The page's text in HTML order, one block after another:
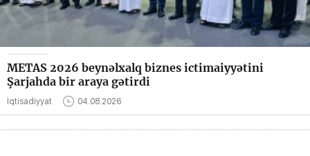
METAS 2026 beynəlxalq biznes ictimaiyyətini
Şarjahda bir araya gətirdi
İqtisadiyyat 04.08.2026